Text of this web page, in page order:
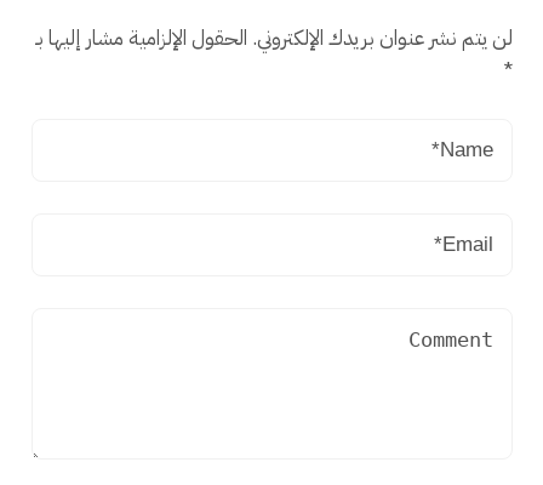
لن يتم نشر عنوان بريدك الإلكتروني. الحقول الإلزامية مشار إليها بـ
*